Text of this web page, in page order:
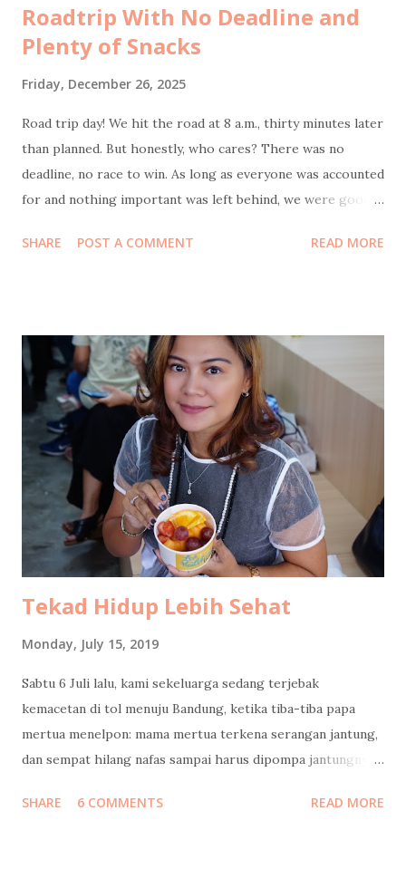
Roadtrip With No Deadline and
Plenty of Snacks
Friday, December 26, 2025
Road trip day! We hit the road at 8 a.m., thirty minutes later
than planned. But honestly, who cares? There was no
deadline, no race to win. As long as everyone was accounted
for and nothing important was left behind, we were good.
meant as the navigator of this journey, wasn’t half-asleep
needed to stop to do some office transfers, because work
apparently travels with you now. While he was busy, I took
Coffee Kenangan promo : buy two Toffee Nut Lattes , get
one Americano free. Perfect timing, because my mom had
specifically requested an Americano. Total damage: 50k.
Cheap joy is still joy. While my husband was still glued to
his phone, I dragged my mom to participate at Jasa Marga
survey . The prize? An umbrella. She was ridiculously happy
because, surpri...
SHARE POST A COMMENT READ MORE
Tekad Hidup Lebih Sehat
Monday, July 15, 2019
Sabtu 6 Juli lalu, kami sekeluarga sedang terjebak
kemacetan di tol menuju Bandung, ketika tiba-tiba papa
mertua menelpon: mama mertua terkena serangan jantung,
dan sempat hilang nafas sampai harus dipompa jantungnya!
Jakarta. Ketika tiba di rumah sakit, beliau masih diisolasi di
SHARE 6 COMMENTS READ MORE